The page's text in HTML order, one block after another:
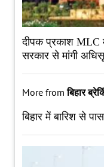
दीपक प्रकाश MLC
सरकार से मांगी
More fromबिहार
बिहार में बारिश से